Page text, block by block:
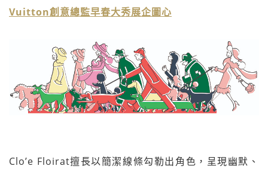
Vuitton創意總監早春大秀展企圖心
Clo’e Floirat擅長以簡潔線條勾勒出角色，呈現幽默、